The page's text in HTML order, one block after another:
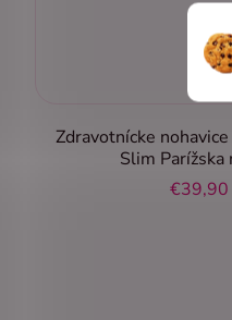
Zdravotnícke nohavice
Slim Parížska
€39,90